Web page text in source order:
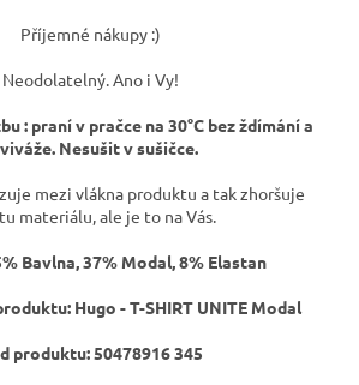
Příjemné nákupy :)
Neodolatelný. Ano i Vy!
: praní v pračce na 30°C bez ždímání a
Nesušit v sušičce.
mezi vlákna produktu a tak zhoršuje
materiálu, ale je to na Vás.
Bavlna, 37% Modal, 8% Elastan
Hugo - T-SHIRT UNITE Modal
produktu: 50478916 345